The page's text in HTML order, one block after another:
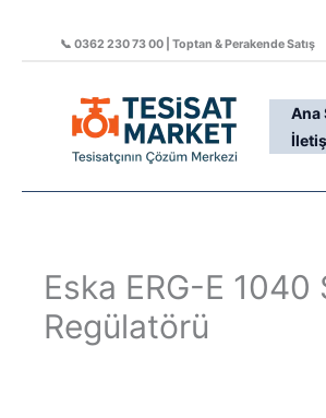
📞 0362 230 73 00 | Toptan & Perakende Satış
Ana
Eska ERG-E
Regülatörü